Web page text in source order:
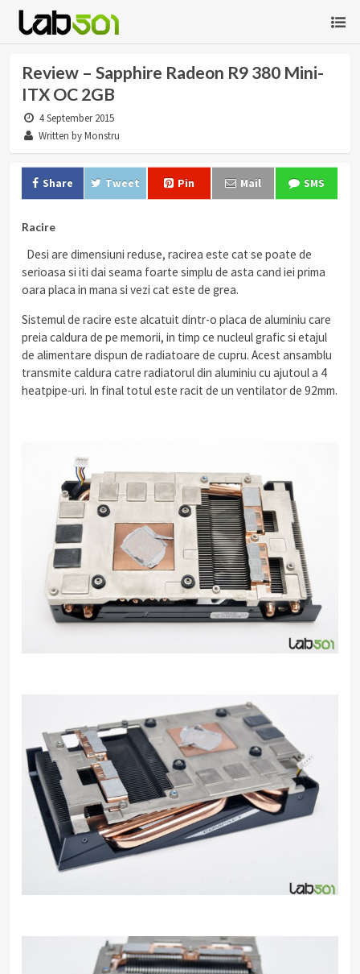
Review – Sapphire Radeon R9 380 Mini-
ITX OC 2GB
4 September 2015
Written by Monstru
Share Tweet Pin Mail SMS
Racire
Desi are dimensiuni reduse, racirea este cat se poate de
serioasa si iti dai seama foarte simplu de asta cand iei prima
oara placa in mana si vezi cat este de grea.
Sistemul de racire este alcatuit dintr-o placa de aluminiu care
preia caldura de pe memorii, in timp ce nucleul grafic si etajul
de alimentare dispun de radiatoare de cupru. Acest ansamblu
transmite caldura catre radiatorul din aluminiu cu ajutoul a 4
heatpipe-uri. In final totul este racit de un ventilator de 92mm.